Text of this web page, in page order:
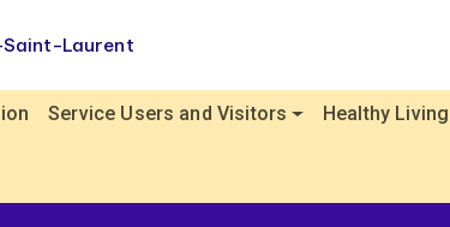
Laurent
Service Users and Visitors Healthy Living